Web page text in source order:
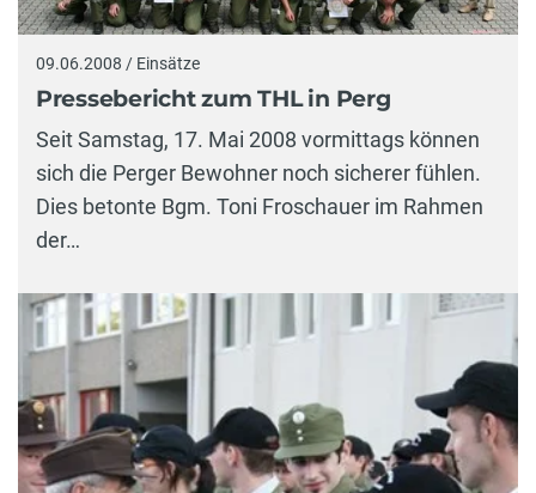
09.06.2008 / Einsätze
Pressebericht zum THL in Perg
Seit Samstag, 17. Mai 2008 vormittags können
sich die Perger Bewohner noch sicherer fühlen.
Dies betonte Bgm. Toni Froschauer im Rahmen
der…